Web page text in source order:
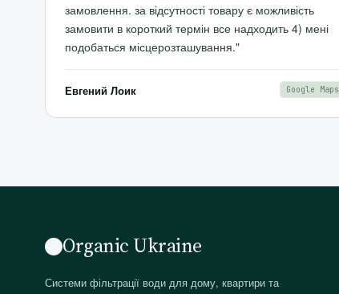
замовлення. за відсутності товару є можливість
замовити в короткий термін все надходить 4) мені
подобаться місцерозташування."
Евгений Лоик Google Maps
Organic Ukraine
Системи фільтрації води для дому, квартири та